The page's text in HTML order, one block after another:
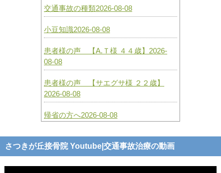
交通事故の種類2026-08-08
小豆知識2026-08-08
患者様の声 【A.Ｔ様 ４４歳】2026-
08-08
患者様の声 【サエグサ様 ２２歳】
2026-08-08
帰省の方へ2026-08-08
交通事故の認知度アンケート結果2026-
08-08
あなたは交通事故に関して知っています
さつきが丘接骨院 Youtube|交通事故治療の動画